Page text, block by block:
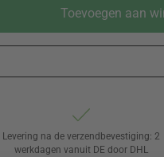
Toevoegen aan
Levering na de verzendbevestiging: 2
werkdagen vanuit DE door DHL